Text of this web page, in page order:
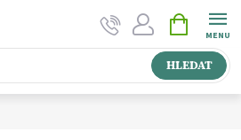
HLEDAT
NÁKUPNÍ
KOŠÍK